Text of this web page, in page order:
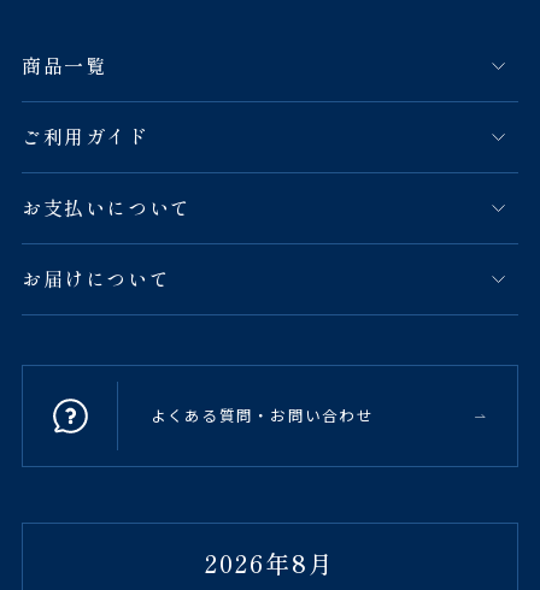
商品一覧
ご利用ガイド
お支払いについて
お届けについて
よくある質問・お問い合わせ
2026年8月